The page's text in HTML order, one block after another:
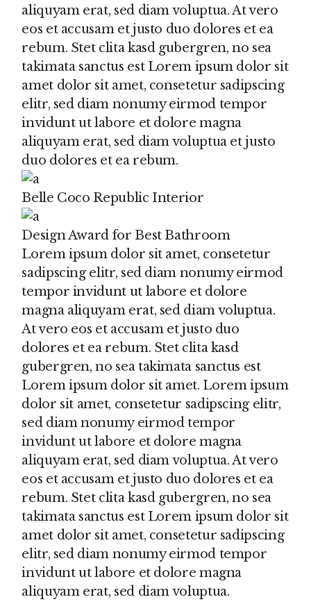
aliquyam erat, sed diam voluptua. At vero
eos et accusam et justo duo dolores et ea
rebum. Stet clita kasd gubergren, no sea
takimata sanctus est Lorem ipsum dolor sit
amet dolor sit amet, consetetur sadipscing
elitr, sed diam nonumy eirmod tempor
invidunt ut labore et dolore magna
aliquyam erat, sed diam voluptua et justo
duo dolores et ea rebum.
Belle Coco Republic Interior
Design Award for Best Bathroom
Lorem ipsum dolor sit amet, consetetur
sadipscing elitr, sed diam nonumy eirmod
tempor invidunt ut labore et dolore
magna aliquyam erat, sed diam voluptua.
At vero eos et accusam et justo duo
dolores et ea rebum. Stet clita kasd
gubergren, no sea takimata sanctus est
Lorem ipsum dolor sit amet. Lorem ipsum
dolor sit amet, consetetur sadipscing elitr,
sed diam nonumy eirmod tempor
invidunt ut labore et dolore magna
aliquyam erat, sed diam voluptua. At vero
eos et accusam et justo duo dolores et ea
rebum. Stet clita kasd gubergren, no sea
takimata sanctus est Lorem ipsum dolor sit
amet dolor sit amet, consetetur sadipscing
elitr, sed diam nonumy eirmod tempor
invidunt ut labore et dolore magna
aliquyam erat, sed diam voluptua.